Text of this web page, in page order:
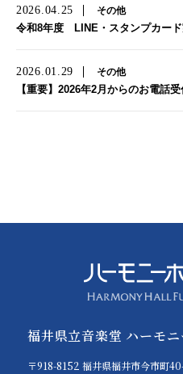
2026.04.25 その他
令和8年度 LINE・スタンプカード
2026.01.29 その他
【重要】2026年2月からのお電話
福井県立音楽堂 ハーモ
〒918-8152 福井県福井市今市町